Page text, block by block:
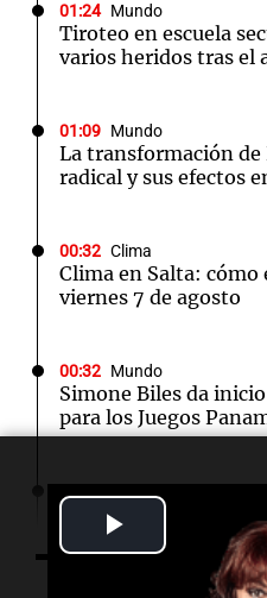
Video
01:24 Mundo
Tiroteo en escuela
varios heridos tras el
01:09 Mundo
La transformación
radical y sus efectos
00:32 Clima
Clima en Salta:
viernes 7 de agosto
00:32 Mundo
Simone Biles da
para los Juegos
00:27 Clima
Clima en Tucumán:
este viernes 7 de